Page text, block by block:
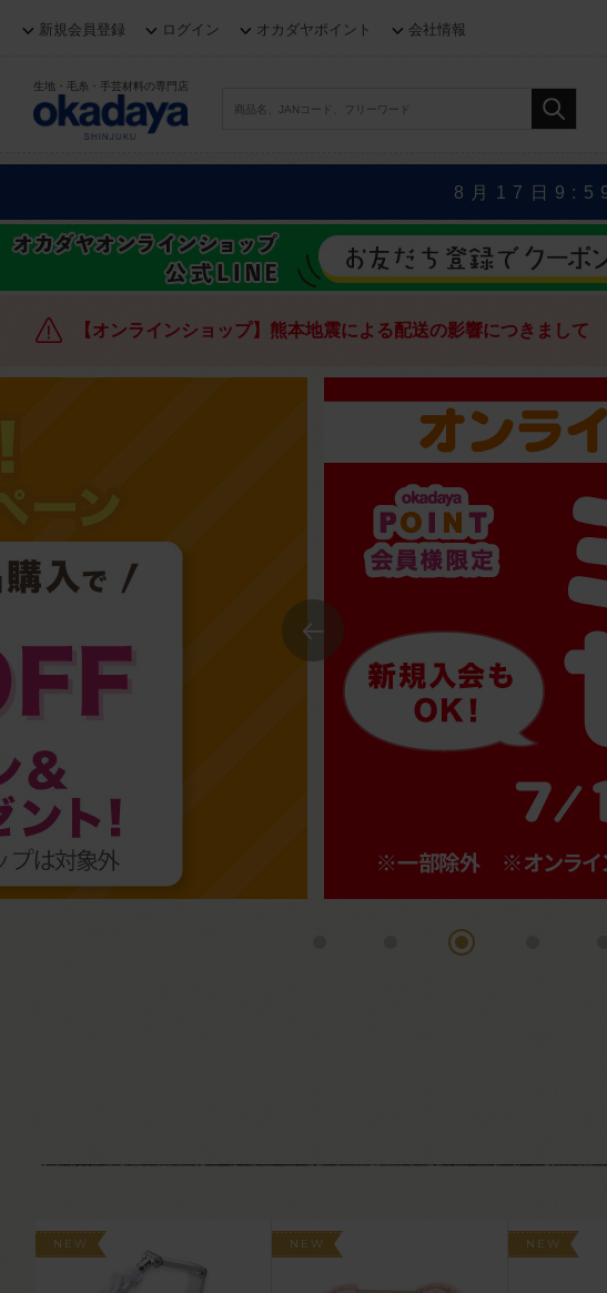
新規会員登録 ログイン オカダヤポイント 会社情報
生地・毛糸・手芸材料の専門店
8月17日
【オンラインショップ】熊本地震による配送の影響につきまして
NEW NEW NEW